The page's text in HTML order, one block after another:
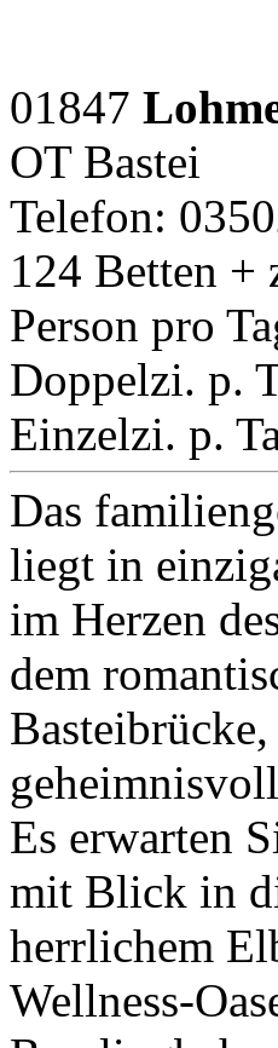
01847
OT Bastei
Telefon:
124 Betten +
Person pro
Doppelzi. p.
Einzelzi. p.
Das
liegt in
im Herzen
dem
Es erwarten
mit Blick in
herrlichem
Wellness-